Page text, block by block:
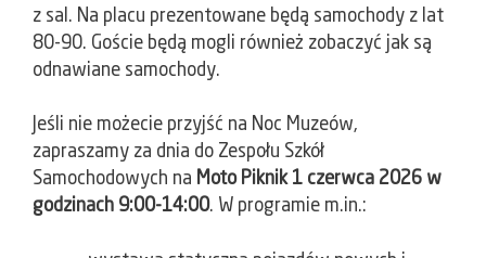
z sal. Na placu prezentowane będą samochody z lat
80-90. Goście będą mogli również zobaczyć jak są
odnawiane samochody.
Jeśli nie możecie przyjść na Noc Muzeów,
zapraszamy za dnia do Zespołu Szkół
Samochodowych na Moto Piknik 1 czerwca 2026 w
godzinach 9:00-14:00. W programie m.in.: